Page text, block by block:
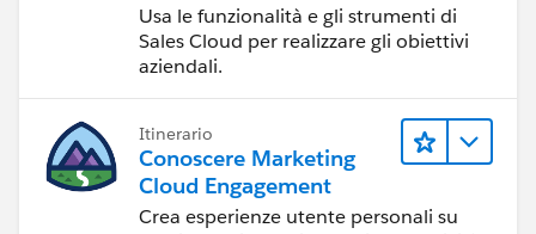
Usa le funzionalità e gli strumenti di
Sales Cloud per realizzare gli obiettivi
aziendali.
Itinerario
Conoscere Marketing
Cloud Engagement
Crea esperienze utente personali su